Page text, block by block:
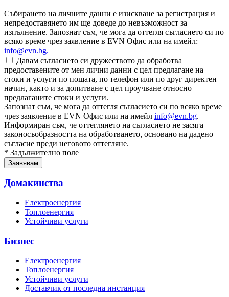
Събирането на личните данни е изискване за регистрация и
непредоставянето им ще доведе до невъзможност за
изпълнение. Запознат съм, че мога да оттегля съгласието си по
всяко време чрез заявление в EVN Офис или на имейл:
info@evn.bg.
Давам съгласието си дружеството да обработва
предоставените от мен лични данни с цел предлагане на
стоки и услуги по пощата, по телефон или по друг директен
начин, както и за допитване с цел проучване относно
предлаганите стоки и услуги.
Запознат съм, че мога да оттегля съгласието си по всяко време
чрез заявление в EVN Офис или на имейл info@evn.bg.
Информиран съм, че оттеглянето на съгласието не засяга
законосъобразността на обработването, основано на дадено
съгласие преди неговото оттегляне.
* Задължително поле
Домакинства
Електроенергия
Топлоенергия
Устойчиви услуги
Бизнес
Електроенергия
Топлоенергия
Устойчиви услуги
Доставчик от последна инстанция